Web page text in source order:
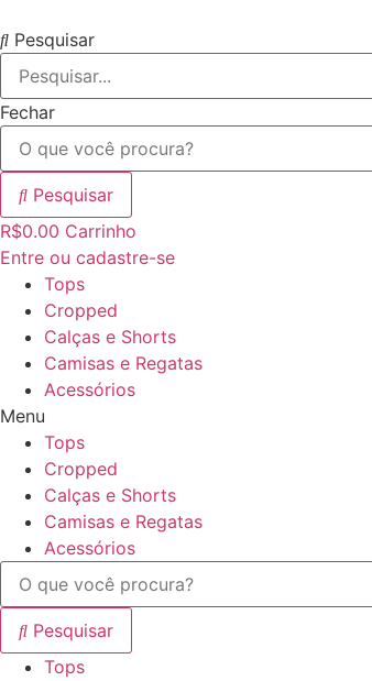
to
content
Pesquisar
Fechar
Pesquisar
R$0.00 Carrinho
Entre ou cadastre-se
Tops
Cropped
Calças e Shorts
Camisas e Regatas
Acessórios
Menu
Tops
Cropped
Calças e Shorts
Camisas e Regatas
Acessórios
Pesquisar
Tops